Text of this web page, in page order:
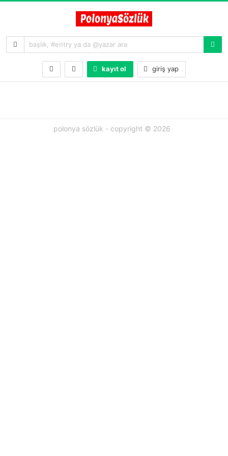
kayıt ol giriş yap
polonya sözlük - copyright © 2026